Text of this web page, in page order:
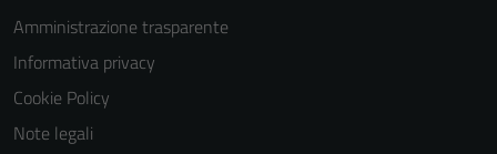
Amministrazione trasparente
Informativa privacy
Cookie Policy
Note legali